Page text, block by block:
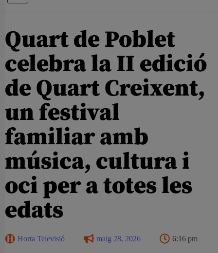
Quart de Poblet
celebra la II edició
de Quart Creixent,
un festival
familiar amb
música, cultura i
oci per a totes les
edats
Horta Televisió maig 28, 2026 6:16 pm